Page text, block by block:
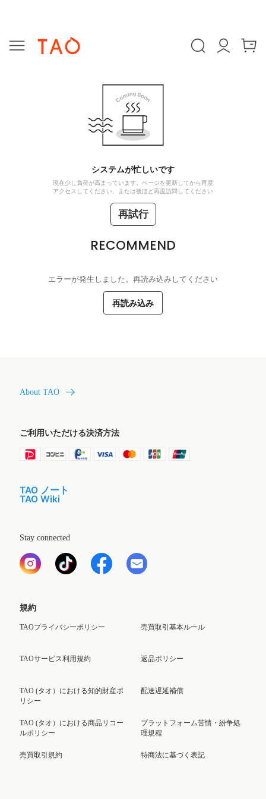
システムが忙しいです
現在少し負荷が高まっています。ページを更新してから再度
アクセスしてください、または後ほど再度訪問してください
再試行
RECOMMEND
エラーが発生しました。再読み込みしてください
再読み込み
About TAO
ご利用いただける決済方法
TAO ノート
TAO Wiki
Stay connected
規約
TAOプライバシーポリシー
TAOサービス利用規約
TAO (タオ）における知的財産ポ
リシー
TAO (タオ）における商品リコー
ルポリシー
売買取引規約
売買取引基本ルール
返品ポリシー
配送遅延補償
プラットフォーム苦情・紛争処
理規程
特商法に基づく表記